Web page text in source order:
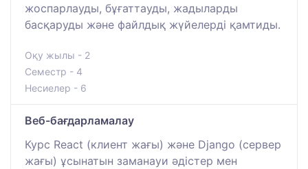
жоспарлауды, бұғаттауды, жадыларды
басқаруды және файлдық жүйелерді қамтиды.
Оқу жылы - 2
Семестр - 4
Несиелер - 6
Веб-бағдарламалау
Курс React (клиент жағы) және Django (сервер
жағы) ұсынатын заманауи әдістер мен